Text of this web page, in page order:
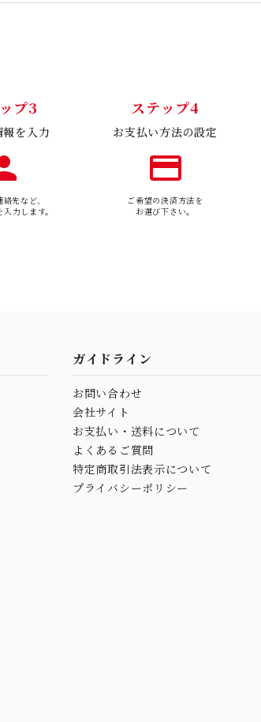
プ3
報を入力
先など、
力します。
ステップ4
お支払い方法の設定
payment
ご希望の決済方法を
お選び下さい。
ガイドライン
お問い合わせ
会社サイト
お支払い・送料について
よくあるご質問
特定商取引法表示について
プライバシーポリシー